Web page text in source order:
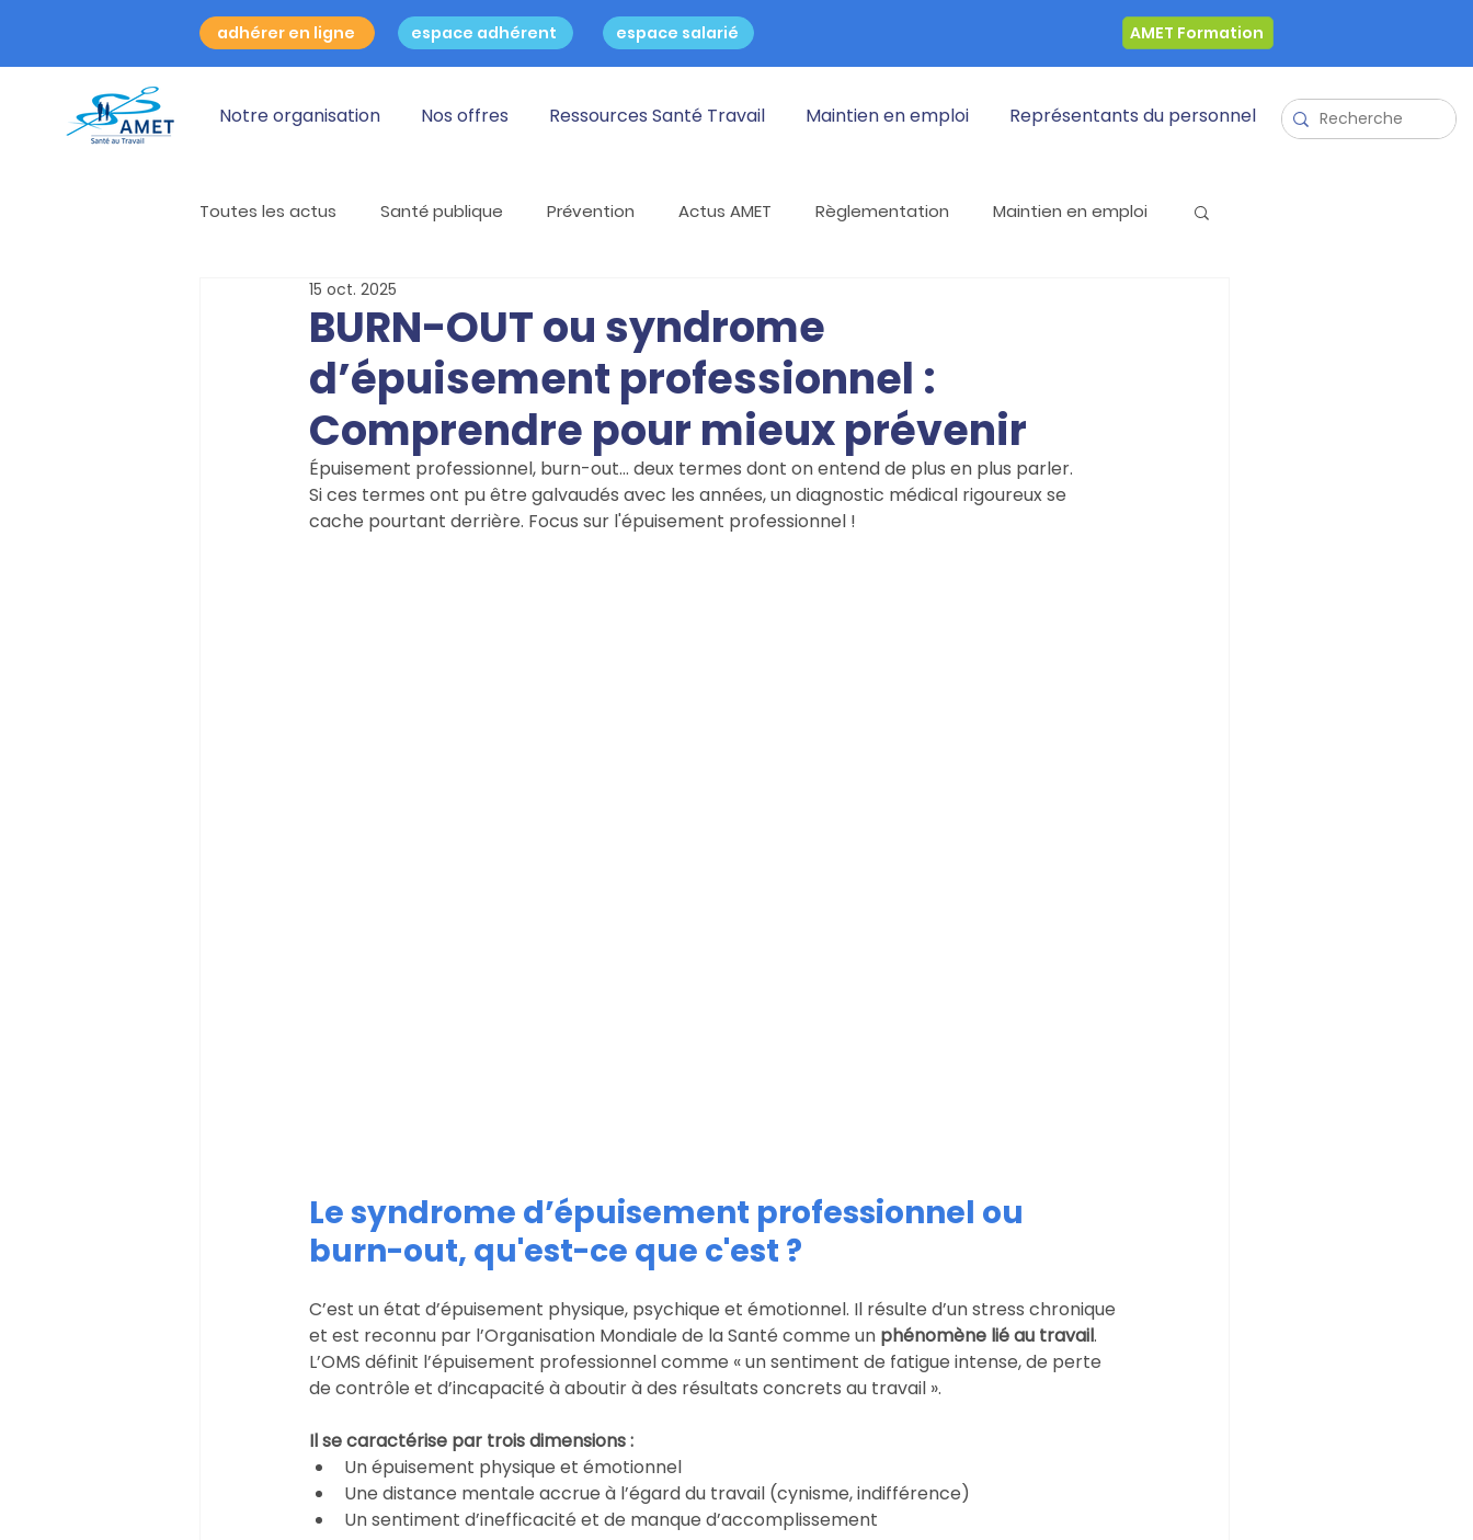
adhérer en ligne espace adhérent espace salarié AMET Formation
Notre organisation Nos offres Ressources Santé Travail Maintien en emploi Représentants du personnel
Toutes les actus Santé publique Prévention Actus AMET Règlementation Maintien en emploi
Mois sans Tabac
Conduites addictives Astreinte
BURN-OUT ou syndrome
d’épuisement professionnel :
Comprendre pour mieux prévenir
15 oct. 2025
Épuisement professionnel, burn-out… deux termes dont on entend de plus en plus parler.
Si ces termes ont pu être galvaudés avec les années, un diagnostic médical rigoureux se
cache pourtant derrière. Focus sur l'épuisement professionnel !
Le syndrome d’épuisement professionnel ou
burn-out, qu'est-ce que c'est ?
C’est un état d’épuisement physique, psychique et émotionnel. Il résulte d’un stress chronique
et est reconnu par l’Organisation Mondiale de la Santé comme un phénomène lié au travail.
L’OMS définit l’épuisement professionnel comme « un sentiment de fatigue intense, de perte
de contrôle et d’incapacité à aboutir à des résultats concrets au travail ».
Il se caractérise par trois dimensions :
Un épuisement physique et émotionnel
Une distance mentale accrue à l’égard du travail (cynisme, indifférence)
Un sentiment d’inefficacité et de manque d’accomplissement